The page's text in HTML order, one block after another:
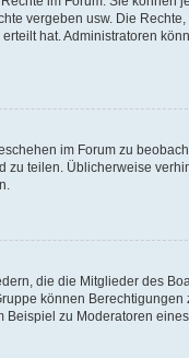
vergeben usw. Die
hat. Administratoren
im Forum zu
teilen. Üblicherweise
die die Mitglieder des
können
Beispiel zu Moderatoren